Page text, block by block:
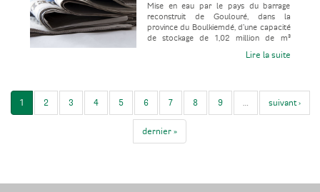
BOULKIEMDÉ, D’UNE CAPACITÉ
DE STOCKAGE DE 1,02 MILLION
DE M³ CONTRE 80 000 M³
AUPARAVANT, APRÈS 28 ANS
Mise en eau par le pays du barrage
reconstruit de Goulouré, dans la
province du Boulkiemdé, d’une capacité
de stockage de 1,02 million de m³
Lire la suite
1 2 3 4 5 6 7 8 9 … suivant ›
dernier »